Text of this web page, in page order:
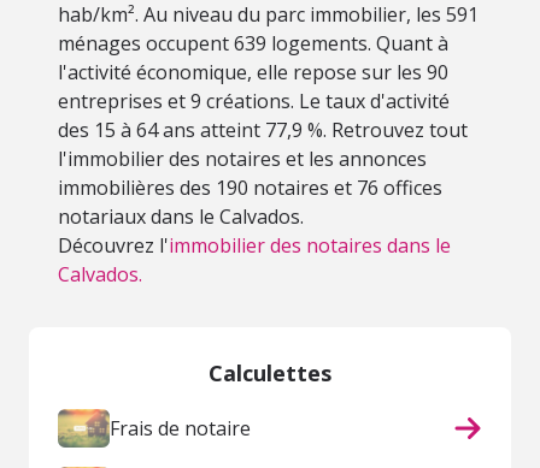
hab/km². Au niveau du parc immobilier, les 591
ménages occupent 639 logements. Quant à
l'activité économique, elle repose sur les 90
entreprises et 9 créations. Le taux d'activité
des 15 à 64 ans atteint 77,9 %. Retrouvez tout
l'immobilier des notaires et les annonces
immobilières des 190 notaires et 76 offices
notariaux dans le Calvados.
Découvrez l'immobilier des notaires dans le
Calvados.
Calculettes
Frais de notaire